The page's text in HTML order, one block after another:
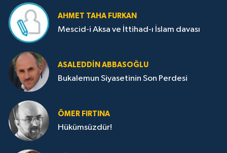
AHMET TAHA FURKAN
Mescid-i Aksa ve İttihad-ı İslam davası
ASALEDDIN ABBASOĞLU
Bukalemun Siyasetinin Son Perdesi
ÖMER FIRTINA
Hükümsüzdür!